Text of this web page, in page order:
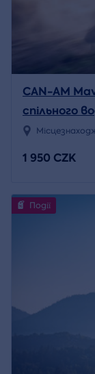
CAN-AM
спільного
1 950 CZK
Події